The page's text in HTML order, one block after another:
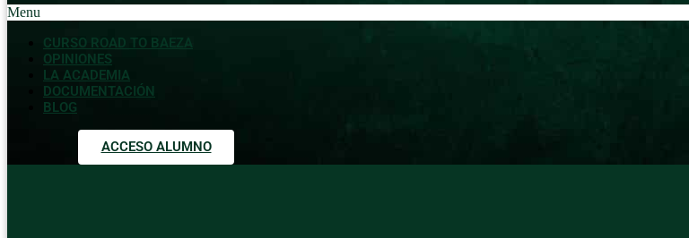
Menu
CURSO ROAD TO BAEZA
OPINIONES
LA ACADEMIA
DOCUMENTACIÓN
BLOG
ACCESO ALUMNO